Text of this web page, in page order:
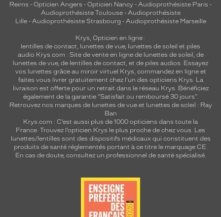
Reims - Opticien Angers - Opticien Nancy - Audioprothésiste Paris -
Audioprothésiste Toulouse- Audioprothésiste
Lille- Audioprothésiste Strasbourg - Audioprothésiste Marseille
Krys, Opticien en ligne :
lentilles de contact, lunettes de vue, lunettes de soleil et piles
audio Krys.com : Site de vente en ligne de lunettes de soleil, de
lunettes de vue, de lentilles de contact, et de piles audios. Essayez
vos lunettes grâce au miroir virtuel Krys, commandez en ligne et
faites vous livrer gratuitement chez l'un des opticiens Krys. La
livraison est offerte pour un retrait dans le réseau Krys. Bénéficiez
également de la garantie "Satisfait ou remboursé 30 jours".
Retrouvez nos marques de lunettes de vue et lunettes de soleil : Ray
Ban
Krys.com : C’est aussi plus de 1000 opticiens dans toute la
France. Trouvez l’opticien Krys le plus proche de chez vous. Les
lunettes/lentilles sont des dispositifs médicaux qui constituent des
produits de santé réglementés portant à ce titre le marquage CE.
En cas de doute, consultez un professionnel de santé spécialisé.